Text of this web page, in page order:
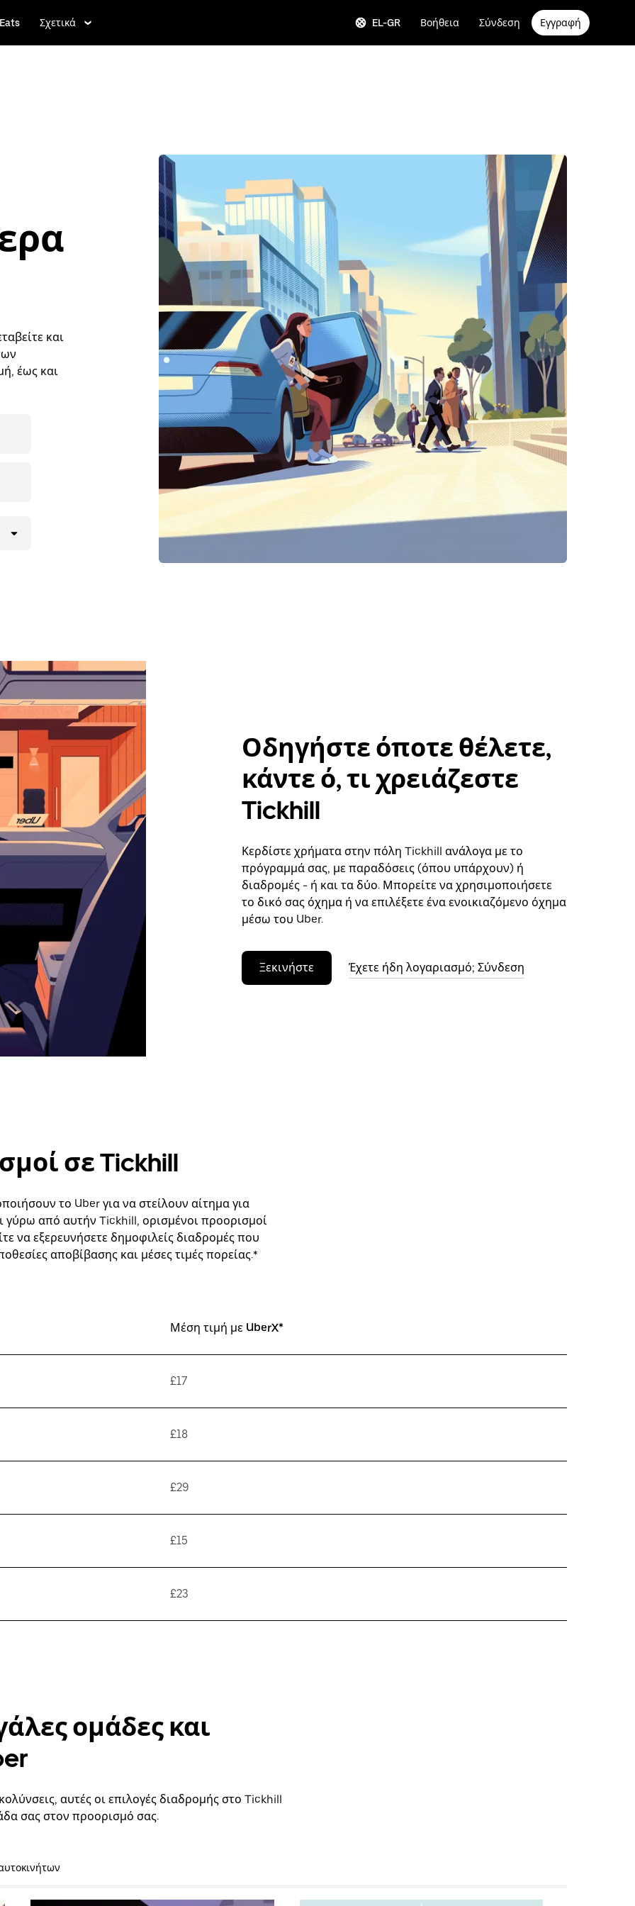
Σχετικά EL-GR Βοήθεια Σύνδεση Εγγραφή
και
έως και
Οδηγήστε όποτε θέλετε,
κάντε ό, τι χρειάζεστε
Tickhill
Κερδίστε χρήματα στην πόλη Tickhill ανάλογα με το
πρόγραμμά σας, με παραδόσεις (όπου υπάρχουν) ή
διαδρομές - ή και τα δύο. Μπορείτε να χρησιμοποιήσετε
το δικό σας όχημα ή να επιλέξετε ένα ενοικιαζόμενο όχημα
μέσω του Uber.
Ξεκινήστε Έχετε ήδη λογαριασμό; Σύνδεση
σε Tickhill
το Uber για να στείλουν αίτημα για
από αυτήν Tickhill, ορισμένοι προορισμοί
να εξερευνήσετε δημοφιλείς διαδρομές που
αποβίβασης και μέσες τιμές πορείας.*
Μέση τιμή με UberX*
£17
£18
£29
£15
£23
ομάδες και
αυτές οι επιλογές διαδρομής στο Tickhill
σας στον προορισμό σας.